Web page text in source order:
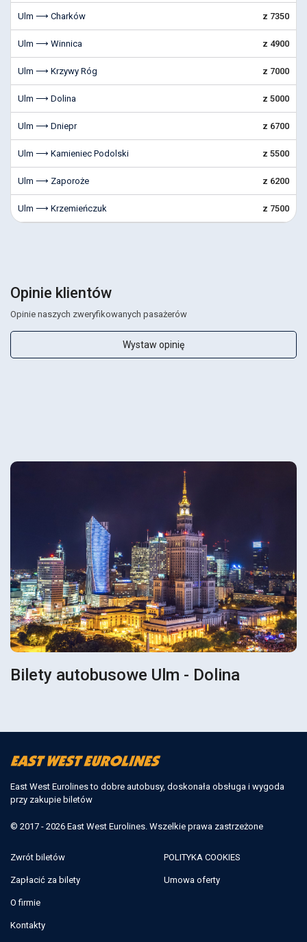
Ulm ⟶ Charków z 7350
Ulm ⟶ Winnica z 4900
Ulm ⟶ Krzywy Róg z 7000
Ulm ⟶ Dolina z 5000
Ulm ⟶ Dniepr z 6700
Ulm ⟶ Kamieniec Podolski z 5500
Ulm ⟶ Zaporoże z 6200
Ulm ⟶ Krzemieńczuk z 7500
Opinie klientów
Opinie naszych zweryfikowanych pasażerów
Wystaw opinię
Bilety autobusowe Ulm - Dolina
East West Eurolines to dobre autobusy, doskonała obsługa i wygoda
przy zakupie biletów
© 2017 - 2026 East West Eurolines. Wszelkie prawa zastrzeżone
Zwrót biletów
Zapłacić za bilety
O firmie
Kontakty
POLITYKA COOKIES
Umowa oferty